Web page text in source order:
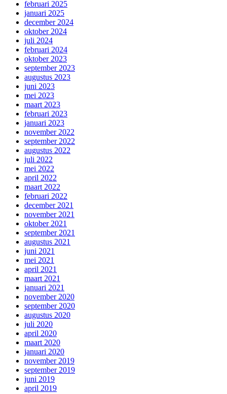
februari 2025
januari 2025
december 2024
oktober 2024
juli 2024
februari 2024
oktober 2023
september 2023
augustus 2023
juni 2023
mei 2023
maart 2023
februari 2023
januari 2023
november 2022
september 2022
augustus 2022
juli 2022
mei 2022
april 2022
maart 2022
februari 2022
december 2021
november 2021
oktober 2021
september 2021
augustus 2021
juni 2021
mei 2021
april 2021
maart 2021
januari 2021
november 2020
september 2020
augustus 2020
juli 2020
april 2020
maart 2020
januari 2020
november 2019
september 2019
juni 2019
april 2019